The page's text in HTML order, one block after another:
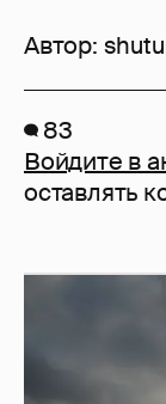
Сколько
перeписки